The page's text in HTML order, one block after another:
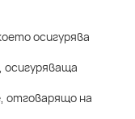
осигурява
осигуряваща
отговарящо на